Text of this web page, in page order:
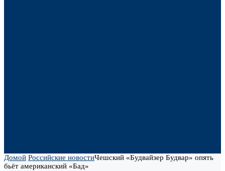
Домой Российские новостиЧешский «Будвайзер Будвар» опять
бьёт американский «Бад»